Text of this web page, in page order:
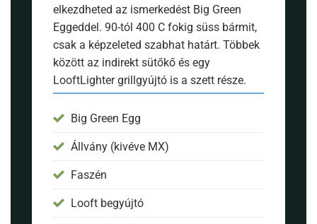
elkezdheted az ismerkedést Big Green
Eggeddel. 90-tól 400 C fokig süss bármit,
csak a képzeleted szabhat határt. Többek
között az indirekt sütőkő és egy
LooftLighter grillgyújtó is a szett része.
Big Green Egg
Állvány (kivéve MX)
Faszén
Looft begyújtó